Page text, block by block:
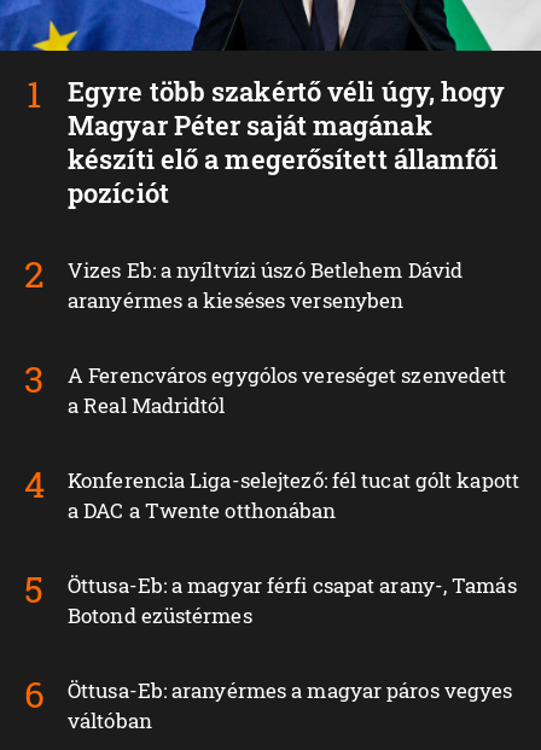
Egyre több szakértő véli úgy, hogy
Magyar Péter saját magának
készíti elő a megerősített államfői
pozíciót
Vizes Eb: a nyíltvízi úszó Betlehem Dávid
aranyérmes a kieséses versenyben
A Ferencváros egygólos vereséget szenvedett
a Real Madridtól
Konferencia Liga-selejtező: fél tucat gólt kapott
a DAC a Twente otthonában
Öttusa-Eb: a magyar férfi csapat arany-, Tamás
Botond ezüstérmes
Öttusa-Eb: aranyérmes a magyar páros vegyes
váltóban